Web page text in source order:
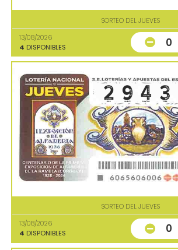
SORTEO DEL JUEVES
13/08/2026
4 DISPONIBLES 0
SORTEO DEL JUEVES
13/08/2026
4 DISPONIBLES 0